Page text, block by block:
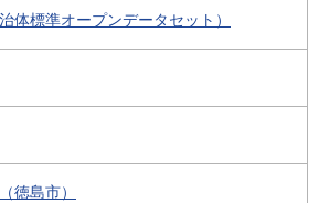
体標準オープンデータセット）
徳島市）